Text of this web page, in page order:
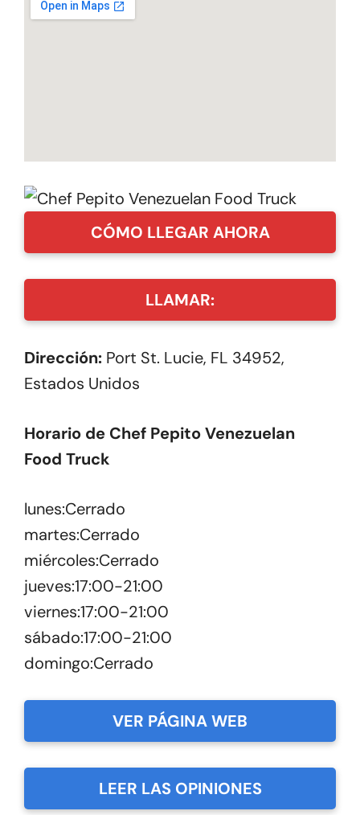
CÓMO LLEGAR AHORA
LLAMAR:
Dirección: Port St. Lucie, FL 34952,
Estados Unidos
Horario de Chef Pepito Venezuelan
Food Truck
lunes:Cerrado
martes:Cerrado
miércoles:Cerrado
jueves:17:00-21:00
viernes:17:00-21:00
sábado:17:00-21:00
domingo:Cerrado
VER PÁGINA WEB
LEER LAS OPINIONES